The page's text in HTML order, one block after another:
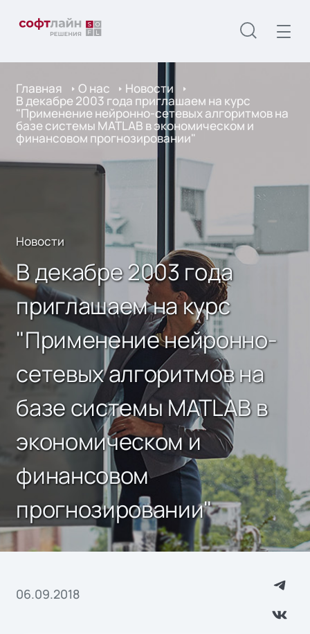
Главная О нас Новости
В декабре 2003 года приглашаем на курс
"Применение нейронно-сетевых алгоритмов на
базе системы MATLAB в экономическом и
финансовом прогнозировании"
Новости
В декабре 2003 года
приглашаем на курс
"Применение нейронно-
сетевых алгоритмов на
базе системы MATLAB в
экономическом и
финансовом
прогнозировании"
06.09.2018